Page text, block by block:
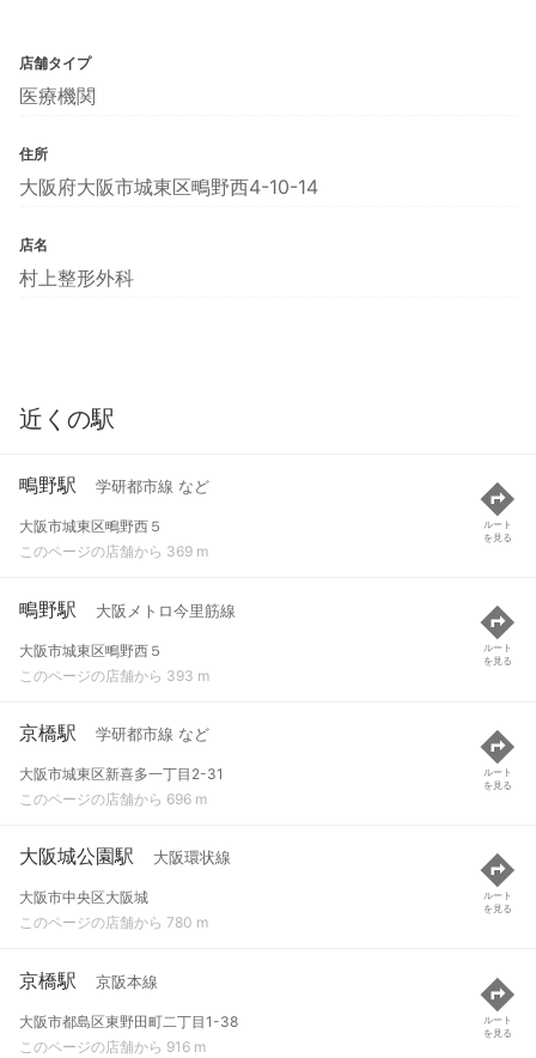
店舗タイプ
医療機関
住所
大阪府大阪市城東区鴫野西4-10-14
店名
村上整形外科
近くの駅
鴫野駅 学研都市線 など
大阪市城東区鴫野西５
このページの店舗から 369 m
ルート
を見る
鴫野駅 大阪メトロ今里筋線
大阪市城東区鴫野西５
このページの店舗から 393 m
ルート
を見る
京橋駅 学研都市線 など
大阪市城東区新喜多一丁目2-31
このページの店舗から 696 m
ルート
を見る
大阪城公園駅 大阪環状線
大阪市中央区大阪城
このページの店舗から 780 m
ルート
を見る
京橋駅 京阪本線
大阪市都島区東野田町二丁目1-38
このページの店舗から 916 m
ルート
を見る